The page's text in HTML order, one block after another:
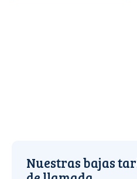
Nuestras bajas